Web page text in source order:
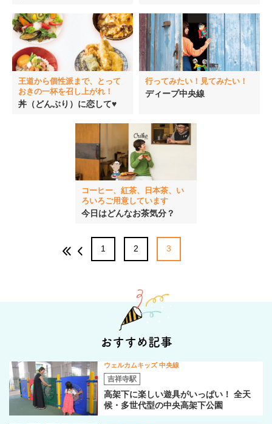
王道から個性派まで、とって
おきの一杯を召し上がれ！
丼（どんぶり）に恋して♥︎
行ってみたい！見てみたい！
ディープ中央線
コーヒー、紅茶、日本茶、い
ろいろご用意しています
今日はどんなお茶気分？
1 2 3
おすすめ記事
ウェルカムキッズ 中央線
吉祥寺駅
高架下に楽しい遊具がいっぱい！ 全天
候・多世代型の中央高架下公園